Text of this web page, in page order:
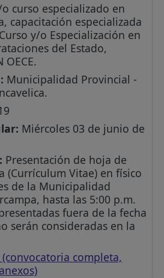
curso especializado en
capacitación especializada
y/o Especialización en
del Estado,
OECE.
Municipalidad Provincial -
Miércoles 03 de junio de
Presentación de hoja de
(Currículum Vitae) en físico
de la Municipalidad
hasta las 5:00 p.m.
fuera de la fecha
serán consideradas en la
completa,